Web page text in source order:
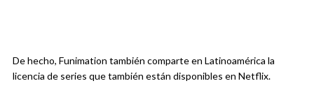
De hecho, Funimation también comparte en Latinoamérica la
licencia de series que también están disponibles en Netflix.